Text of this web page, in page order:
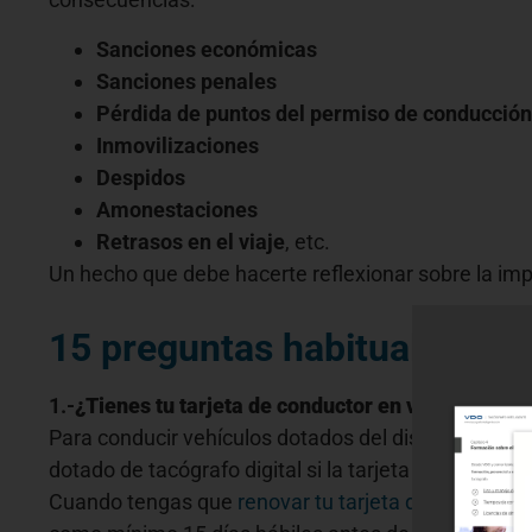
Sanciones económicas
Sanciones penales
Pérdida de puntos del permiso de conducción
Inmovilizaciones
Despidos
Amonestaciones
Retrasos en el viaje, etc.
Un hecho que debe hacerte reflexionar sobre la
15 preguntas habituales
1.-¿Tienes tu tarjeta de conductor en vigor?
Para conducir vehículos dotados del dispositivo
dotado de tacógrafo digital si la tarjeta de
Cuando tengas que renovar tu tarjeta de conductor